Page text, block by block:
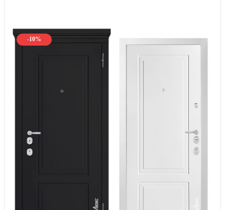
-10%